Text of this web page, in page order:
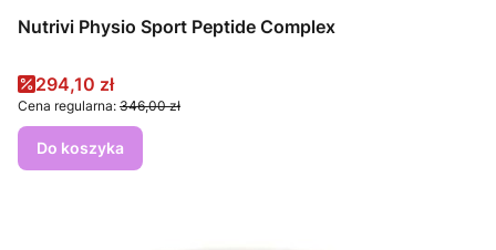
Nutrivi Physio Sport Peptide Complex
Cena promocyjna
294,10 zł
Cena regularna: 346,00 zł
Do koszyka